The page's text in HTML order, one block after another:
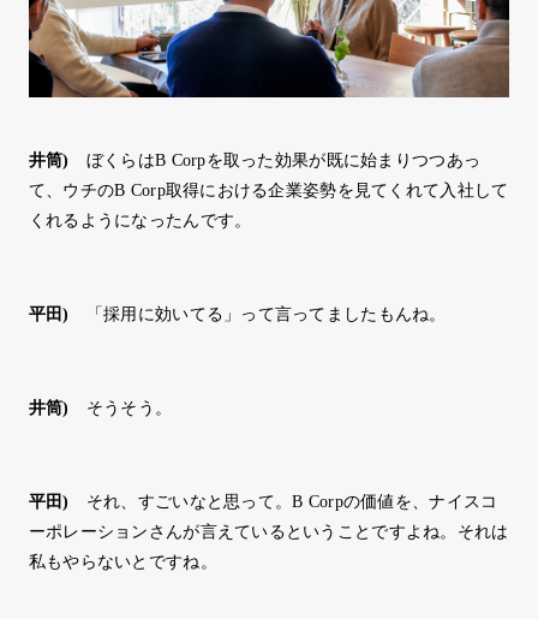
井筒)
ぼくらはB Corpを取った効果が既に始まりつつあっ
て、ウチのB Corp取得における企業姿勢を見てくれて入社して
くれるようになったんです。
平田) 「採用に効いてる」って言ってましたもんね。
井筒) そうそう。
平田)
それ、すごいなと思って。B Corpの価値を、ナイスコ
ーポレーションさんが言えているということですよね。それは
私もやらないとですね。